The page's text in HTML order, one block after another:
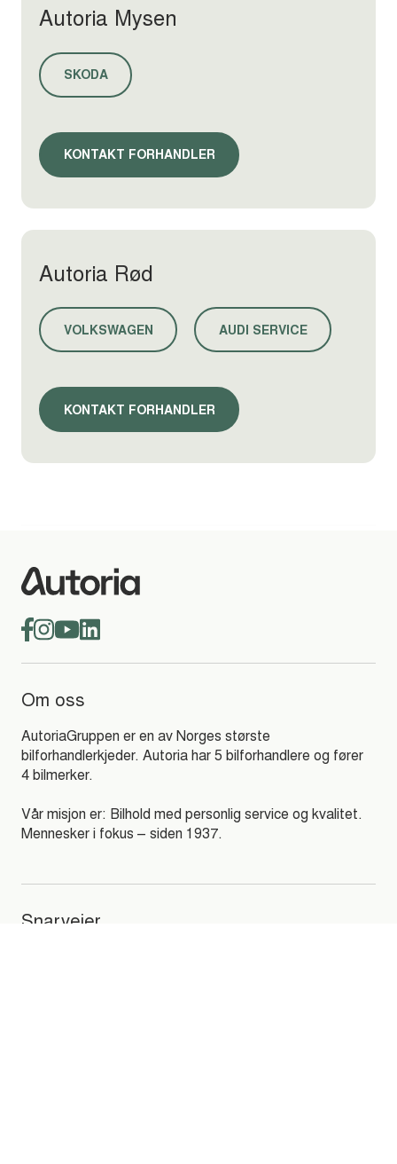
Autoria Mysen
SKODA
KONTAKT FORHANDLER
Autoria Rød
VOLKSWAGEN AUDI SERVICE
KONTAKT FORHANDLER
Om oss
AutoriaGruppen er en av Norges største
bilforhandlerkjeder. Autoria har 5 bilforhandlere og fører
4 bilmerker.
Vår misjon er: Bilhold med personlig service og kvalitet.
Mennesker i fokus – siden 1937.
Snarveier